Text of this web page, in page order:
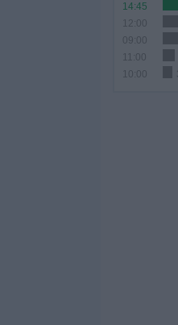
14:45
12:00
09:00